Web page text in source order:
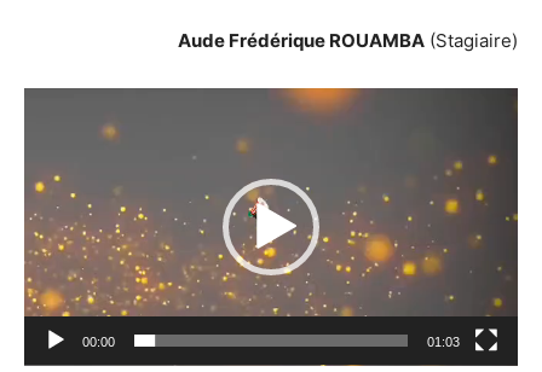
Aude Frédérique ROUAMBA (Stagiaire)
Lecteur
00:00 01:03